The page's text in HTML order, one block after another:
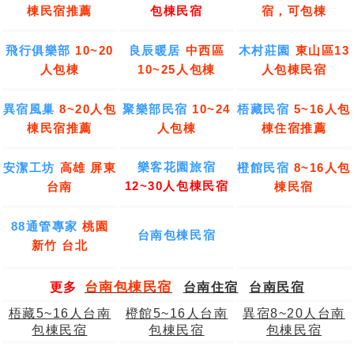
棟民宿推薦
包棟民宿
宿，可包棟
飛行俱樂部 10~20
人包棟
良辰暖居 中西區
10~25人包棟
木村莊園
東山區13
人包棟民宿
異宿風巢 8~20人包
棟民宿推薦
聚樂部民宿 10~24
人包棟
梧藏民宿 5~16人包
棟住宿推薦
安潔工坊 高雄 屏東
台南
樂客花園旅宿
12~30人包棟民宿
橙館民宿 8~16人包
棟民宿
88通管專家 桃園
新竹 台北
台南包棟民宿
更多 台南包棟民宿 台南住宿
台南民宿
梧藏5~16人台南
包棟民宿
橙館5~16人台南
包棟民宿
異宿8~20人台南
包棟民宿